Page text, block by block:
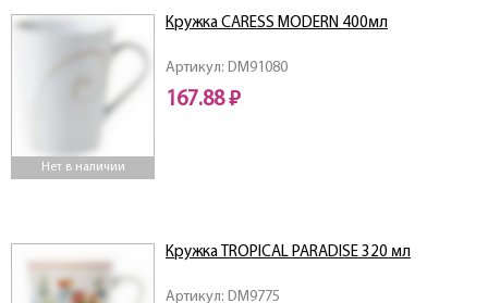
Нет в наличии
Артикул: DM91080
Кружка CARESS MODERN 400мл
167.88 ₽
Артикул: DM9775
Кружка TROPICAL PARADISE 320 мл